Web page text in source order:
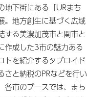
地下街にある「URまち
。地方創生に基づく広域
する美濃加茂市と関市と
作成した3市の魅力ある
トを紹介するタブロイド
さと納税のPRなどを行い
各市のブースでは、まち